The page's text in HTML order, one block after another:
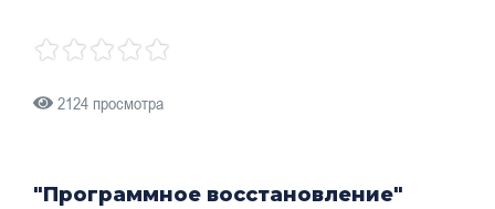
2124 просмотра
"Программное восстановление"